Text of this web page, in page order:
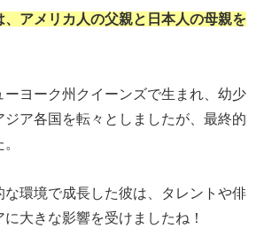
、アメリカ人の父親と日本人の母親を
ーヨーク州クイーンズで生まれ、幼少
ア各国を転々としましたが、最終的
な環境で成長した彼は、タレントや俳
大きな影響を受けましたね！